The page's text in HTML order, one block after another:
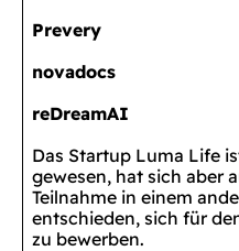
Prevery
novadocs
reDreamAI
Das Startup Luma Life
gewesen, hat sich aber
Teilnahme in einem
entschieden, sich für
zu bewerben.